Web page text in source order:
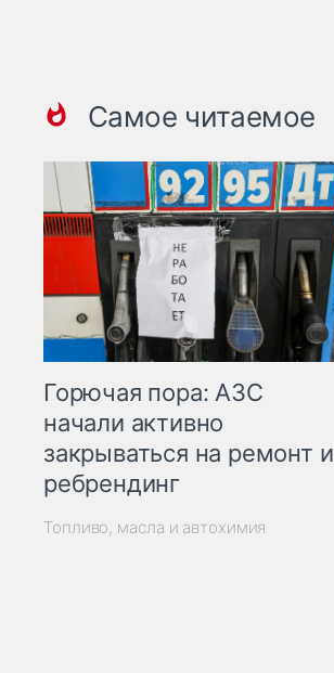
Самое читаемое
Горючая пора: АЗС
начали активно
закрываться на ремонт и
ребрендинг
Топливо, масла и автохимия